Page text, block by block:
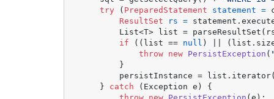
try ( PreparedStatement statement =
ResultSet
rs =
List<T> list =
if ((list == null ) ||
throw new PersistException (
        }
persistInstance =
    }
catch (Exception e) {